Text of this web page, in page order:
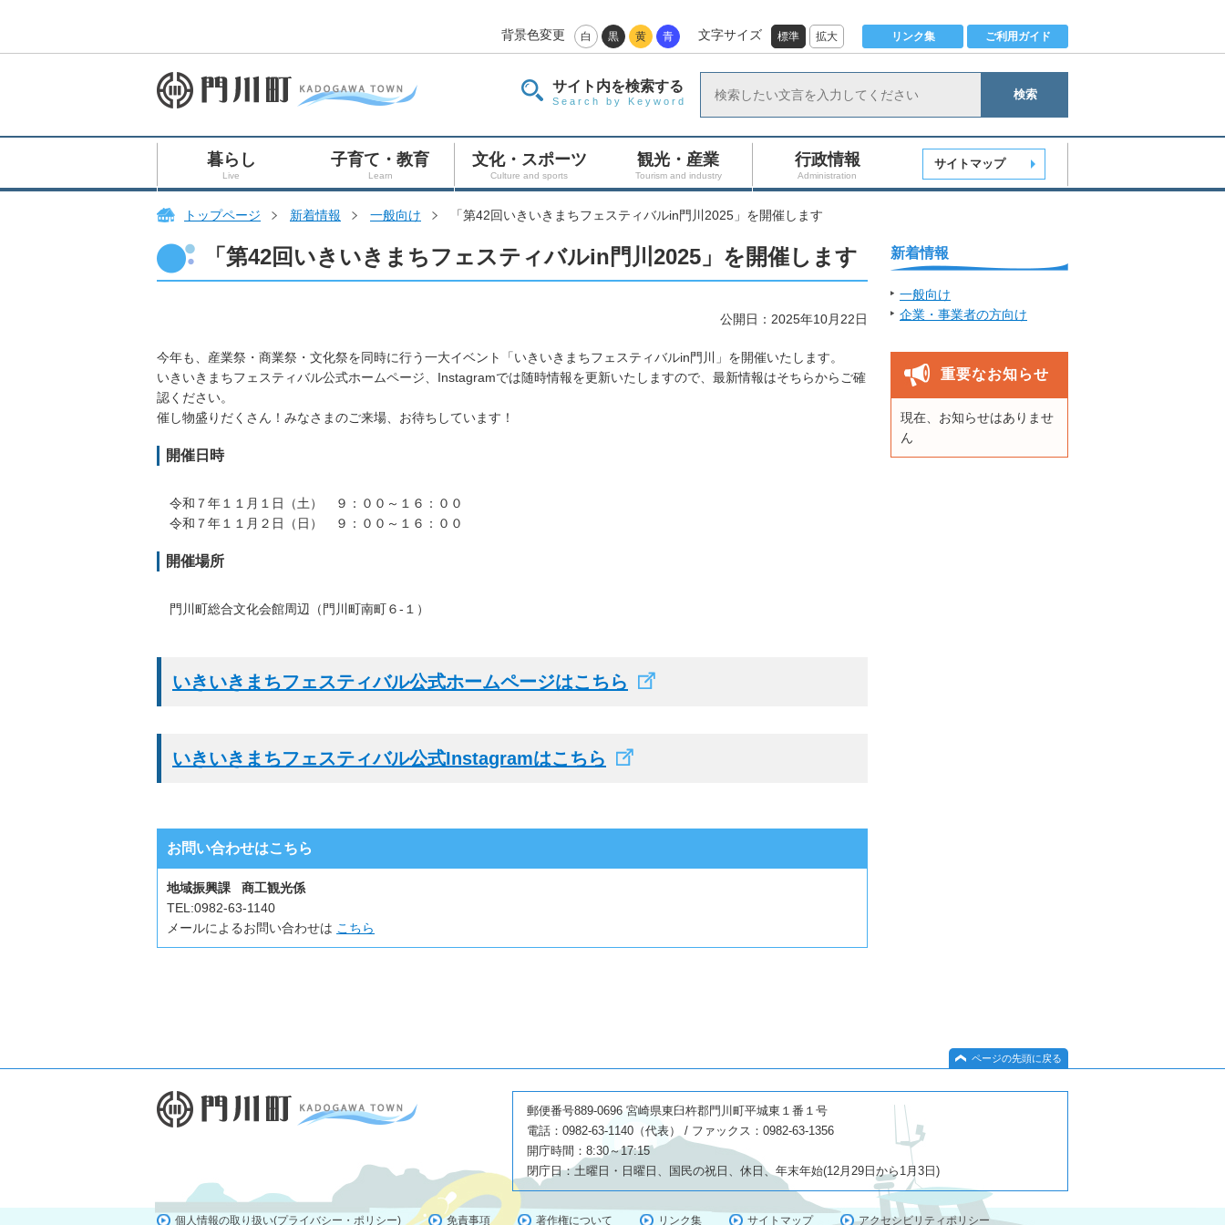
背景色変更 白 黒 黄 青 文字サイズ 標準 拡大 リンク集 ご利用ガイド
サイト内を検索する
Search by Keyword 検索
暮らし
Live
子育て・教育
Learn
文化・スポーツ
Culture and sports
観光・産業
Tourism and industry
行政情報
Administration
サイトマップ
トップページ 新着情報 一般向け 「第42回いきいきまちフェスティバルin門川2025」を開催します
「第42回いきいきまちフェスティバルin門川2025」を開催します
公開日：2025年10月22日
今年も、産業祭・商業祭・文化祭を同時に行う一大イベント「いきいきまちフェスティバルin門川」を開催いたします。
いきいきまちフェスティバル公式ホームページ、Instagramでは随時情報を更新いたしますので、最新情報はそちらからご確
認ください。
催し物盛りだくさん！みなさまのご来場、お待ちしています！
開催日時
令和７年１１月１日（土） ９：００～１６：００
令和７年１１月２日（ 日 ） ９：００～１６：００
開催場所
門川町総合文化会館周辺（門川町南町６-１）
いきいきまちフェスティバル公式ホームページはこちら
いきいきまちフェスティバル公式Instagramはこちら
お問い合わせはこちら
地域振興課 商工観光係
TEL:0982-63-1140
メールによるお問い合わせは こちら
新着情報
一般向け
企業・事業者の方向け
重要なお知らせ
現在、お知らせはありませ
ん
ページの先頭に戻る
郵便番号889-0696 宮崎県東臼杵郡門川町平城東１番１号
電話：0982-63-1140（代表） / ファックス：0982-63-1356
開庁時間：8:30～17:15
閉庁日：土曜日・日曜日、国民の祝日、休日、年末年始(12月29日から1月3日)
個人情報の取り扱い(プライバシー・ポリシー) 免責事項 著作権について リンク集 サイトマップ アクセシビリティポリシー